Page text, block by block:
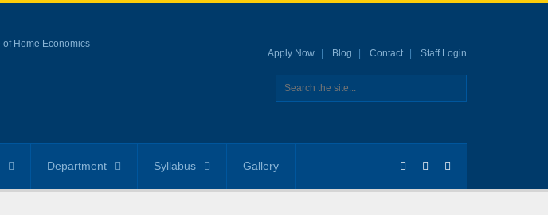
Apply Now Blog Contact Staff Login
Department Syllabus Gallery